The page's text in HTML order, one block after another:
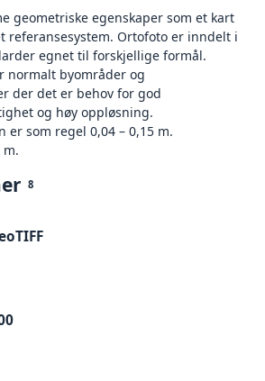
geometriske egenskaper som et kart
referansesystem. Ortofoto er inndelt i
egnet til forskjellige formål.
normalt byområder og
der det er behov for god
og høy oppløsning.
er som regel 0,04 – 0,15 m.
m.
8